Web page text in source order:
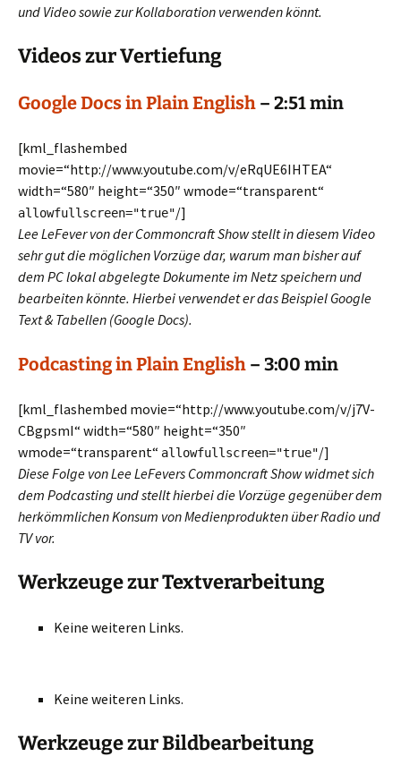
und Video sowie zur Kollaboration verwenden könnt.
Videos zur Vertiefung
Google Docs in Plain English – 2:51 min
[kml_flashembed
movie=“http://www.youtube.com/v/eRqUE6IHTEA“
width=“580″ height=“350″ wmode=“transparent“
allowfullscreen="true"/]
Lee LeFever von der Commoncraft Show stellt in diesem Video
sehr gut die möglichen Vorzüge dar, warum man bisher auf
dem PC lokal abgelegte Dokumente im Netz speichern und
bearbeiten könnte. Hierbei verwendet er das Beispiel Google
Text & Tabellen (Google Docs).
Podcasting in Plain English – 3:00 min
[kml_flashembed movie=“http://www.youtube.com/v/j7V-
CBgpsmI“ width=“580″ height=“350″
wmode=“transparent“ allowfullscreen="true"/]
Diese Folge von Lee LeFevers Commoncraft Show widmet sich
dem Podcasting und stellt hierbei die Vorzüge gegenüber dem
herkömmlichen Konsum von Medienprodukten über Radio und
TV vor.
Werkzeuge zur Textverarbeitung
Keine weiteren Links.
Keine weiteren Links.
Werkzeuge zur Bildbearbeitung